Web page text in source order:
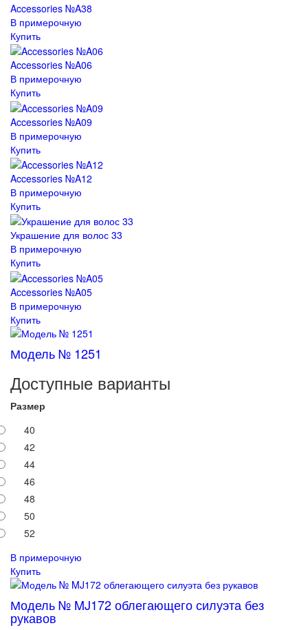
Accessories №A38
В примерочную
Купить
Accessories №A06
В примерочную
Купить
Accessories №A09
В примерочную
Купить
Accessories №A12
В примерочную
Купить
Украшение для волос 33
В примерочную
Купить
Accessories №A05
В примерочную
Купить
Модель № 1251
Доступные варианты
Размер
40
42
44
46
48
50
52
В примерочную
Купить
Модель № MJ172 облегающего силуэта без
рукавов